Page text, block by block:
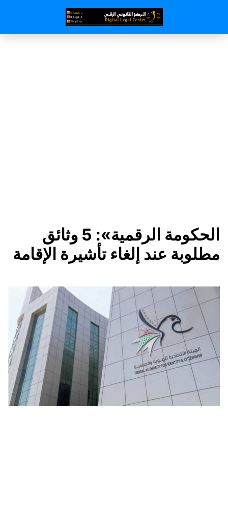
الحكومة الرقمية»: 5 وثائق
مطلوبة عند إلغاء تأشيرة الإقامة